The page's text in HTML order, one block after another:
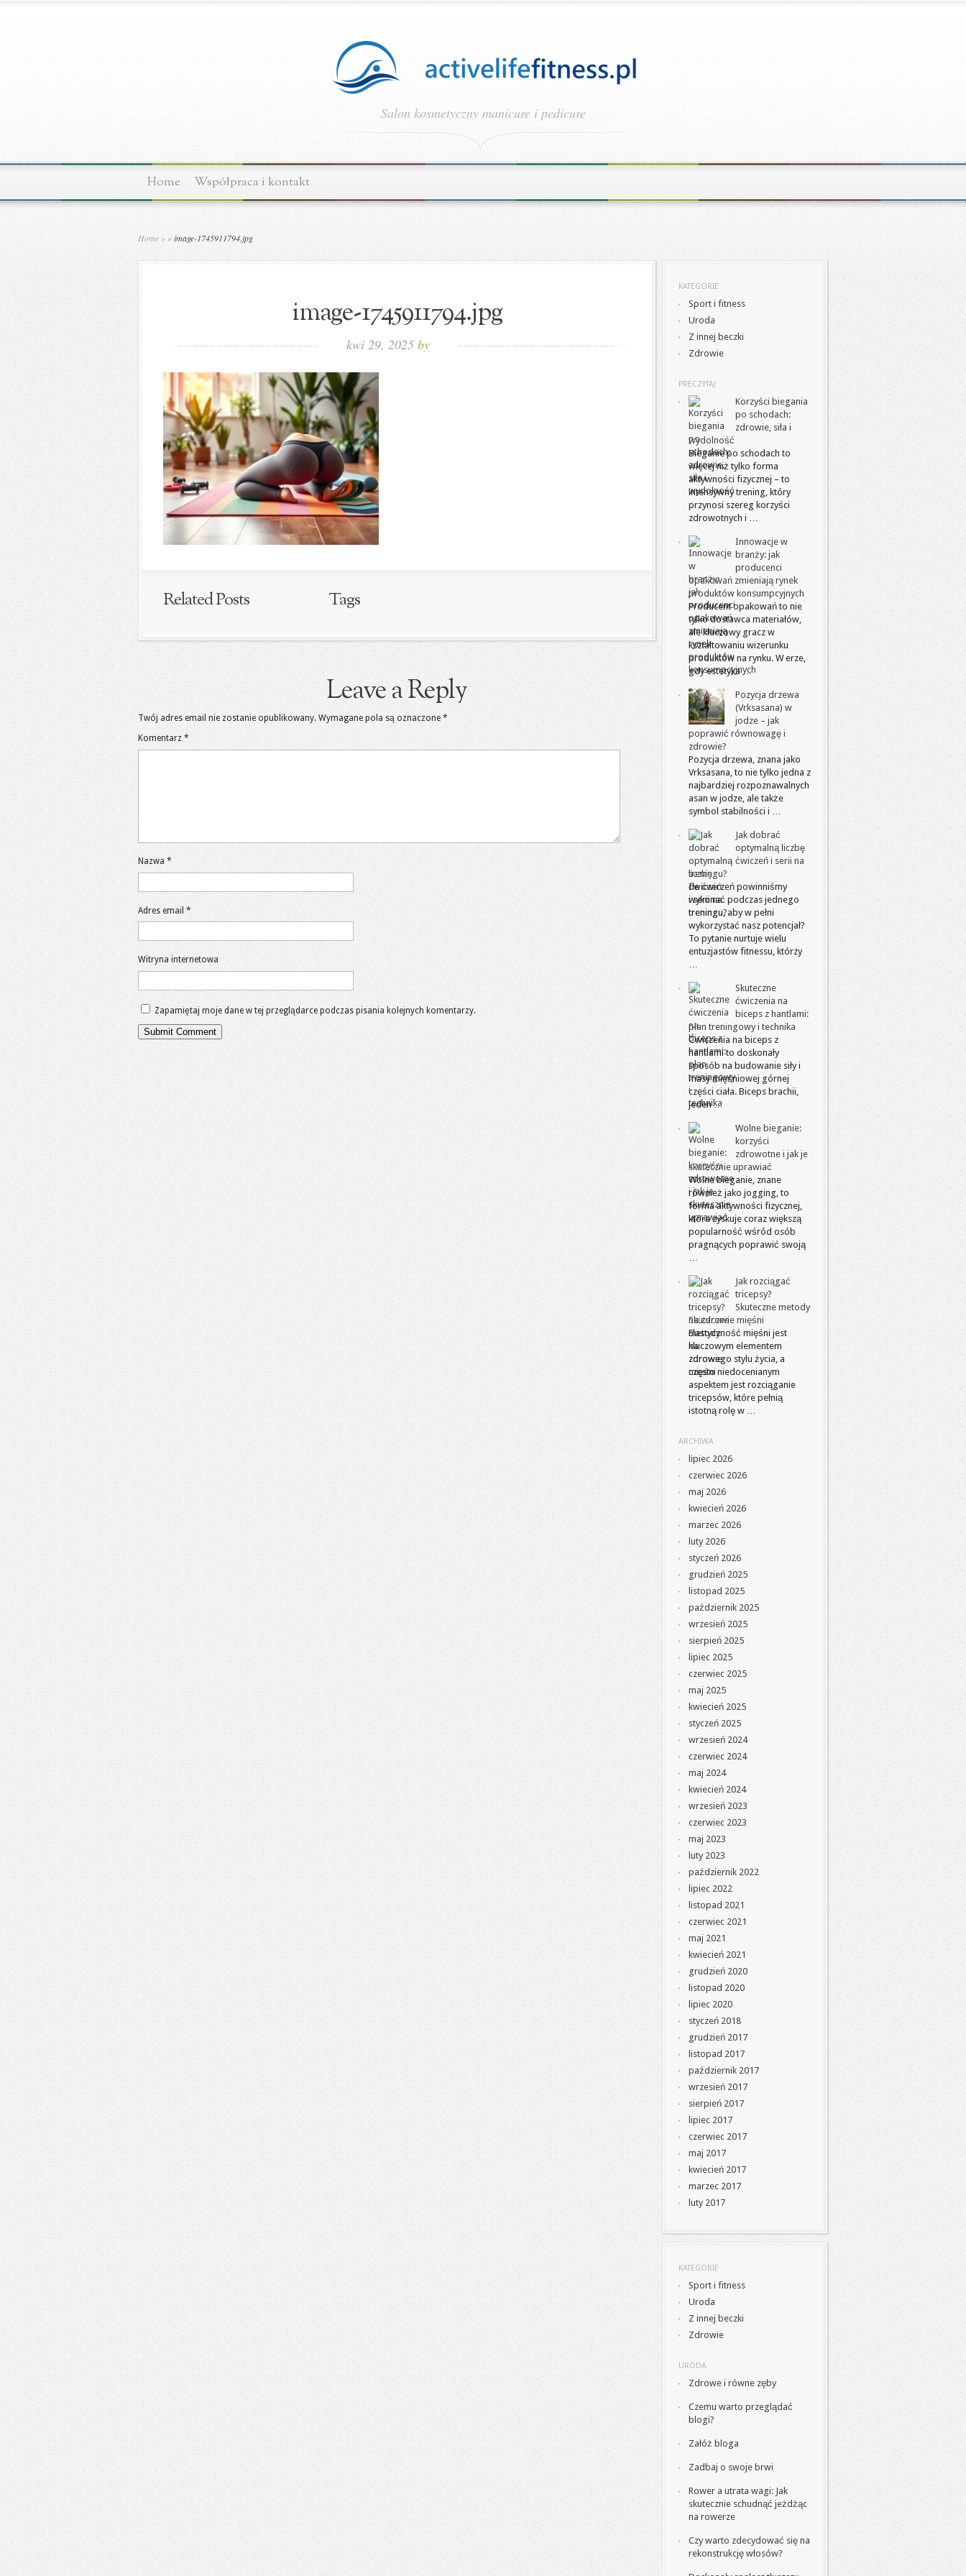
Salon kosmetyczny manicure i pedicure
Home Współpraca i kontakt
Home » »image-1745911794.jpg
image-1745911794.jpg
kwi 29, 2025 by
Related Posts Tags
Leave a Reply
Twój adres email nie zostanie opublikowany. Wymagane pola są oznaczone *
Komentarz *
Nazwa *
Adres email *
Witryna internetowa
Zapamiętaj moje dane w tej przeglądarce podczas pisania kolejnych komentarzy.
KATEGORIE
Sport i fitness
Uroda
Z innej beczki
Zdrowie
PRECZYTAJ
Korzyści biegania
po schodach:
zdrowie, siła i
wydolność
Bieganie po schodach to
więcej niż tylko forma
aktywności fizycznej – to
intensywny trening, który
przynosi szereg korzyści
zdrowotnych i …
Innowacje w
branży: jak
producenci
opakowań zmieniają rynek
produktów konsumpcyjnych
Producent opakowań to nie
tylko dostawca materiałów,
ale kluczowy gracz w
kształtowaniu wizerunku
produktów na rynku. W erze,
gdy estetyka …
Pozycja drzewa
(Vrksasana) w
jodze – jak
poprawić równowagę i
zdrowie?
Pozycja drzewa, znana jako
Vrksasana, to nie tylko jedna z
najbardziej rozpoznawalnych
asan w jodze, ale także
symbol stabilności i …
Jak dobrać
optymalną liczbę
ćwiczeń i serii na
treningu?
Ile ćwiczeń powinniśmy
wykonać podczas jednego
treningu, aby w pełni
wykorzystać nasz potencjał?
To pytanie nurtuje wielu
entuzjastów fitnessu, którzy
…
Skuteczne
ćwiczenia na
biceps z hantlami:
plan treningowy i technika
Ćwiczenia na biceps z
hantlami to doskonały
sposób na budowanie siły i
masy mięśniowej górnej
części ciała. Biceps brachii,
jeden …
Wolne bieganie:
korzyści
zdrowotne i jak je
skutecznie uprawiać
Wolne bieganie, znane
również jako jogging, to
forma aktywności fizycznej,
która zyskuje coraz większą
popularność wśród osób
pragnących poprawić swoją
…
Jak rozciągać
tricepsy?
Skuteczne metody
na zdrowie mięśni
Elastyczność mięśni jest
kluczowym elementem
zdrowego stylu życia, a
często niedocenianym
aspektem jest rozciąganie
tricepsów, które pełnią
istotną rolę w …
ARCHIWA
lipiec 2026
czerwiec 2026
maj 2026
kwiecień 2026
marzec 2026
luty 2026
styczeń 2026
grudzień 2025
listopad 2025
październik 2025
wrzesień 2025
sierpień 2025
lipiec 2025
czerwiec 2025
maj 2025
kwiecień 2025
styczeń 2025
wrzesień 2024
czerwiec 2024
maj 2024
kwiecień 2024
wrzesień 2023
czerwiec 2023
maj 2023
luty 2023
październik 2022
lipiec 2022
listopad 2021
czerwiec 2021
maj 2021
kwiecień 2021
grudzień 2020
listopad 2020
lipiec 2020
styczeń 2018
grudzień 2017
listopad 2017
październik 2017
wrzesień 2017
sierpień 2017
lipiec 2017
czerwiec 2017
maj 2017
kwiecień 2017
marzec 2017
luty 2017
KATEGORIE
Sport i fitness
Uroda
Z innej beczki
Zdrowie
URODA
Zdrowe i równe zęby
Czemu warto przeglądać
blogi?
Załóż bloga
Zadbaj o swoje brwi
Rower a utrata wagi: Jak
skutecznie schudnąć jeżdżąc
na rowerze
Czy warto zdecydować się na
rekonstrukcję włosów?